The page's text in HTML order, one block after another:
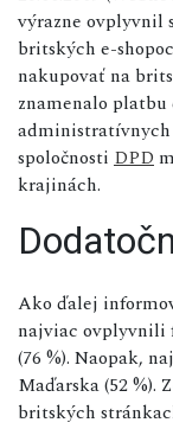
výrazne ovplyvnil
britských e-
nakupovať na
znamenalo
spoločnosti DPD
krajinách.
Ako ďalej
najviac ovplyvnili
(76 %). Naopak,
Maďarska (52 %).
britských